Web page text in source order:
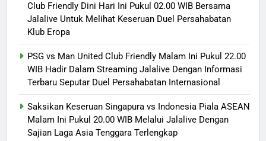
Club Friendly Dini Hari Ini Pukul 02.00 WIB Bersama
Jalalive Untuk Melihat Keseruan Duel Persahabatan
Klub Eropa
PSG vs Man United Club Friendly Malam Ini Pukul 22.00
WIB Hadir Dalam Streaming Jalalive Dengan Informasi
Terbaru Seputar Duel Persahabatan Internasional
Saksikan Keseruan Singapura vs Indonesia Piala ASEAN
Malam Ini Pukul 20.00 WIB Melalui Jalalive Dengan
Sajian Laga Asia Tenggara Terlengkap